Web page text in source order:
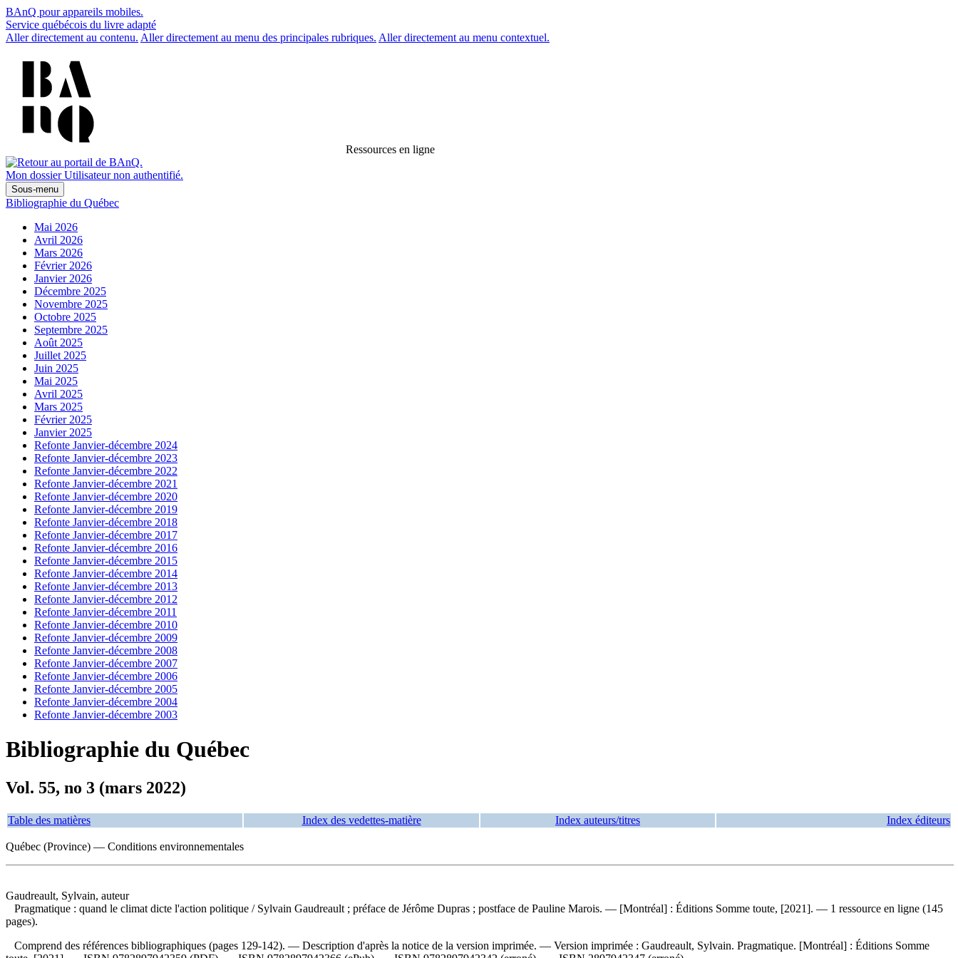
BAnQ pour appareils mobiles.
Service québécois du livre adapté
Aller directement au contenu. Aller directement au menu des principales rubriques. Aller directement au menu contextuel.
Ressources en ligne
Mon dossier Utilisateur non authentifié.
Sous-menu
Bibliographie du Québec
Mai 2026
Avril 2026
Mars 2026
Février 2026
Janvier 2026
Décembre 2025
Novembre 2025
Octobre 2025
Septembre 2025
Août 2025
Juillet 2025
Juin 2025
Mai 2025
Avril 2025
Mars 2025
Février 2025
Janvier 2025
Refonte Janvier-décembre 2024
Refonte Janvier-décembre 2023
Refonte Janvier-décembre 2022
Refonte Janvier-décembre 2021
Refonte Janvier-décembre 2020
Refonte Janvier-décembre 2019
Refonte Janvier-décembre 2018
Refonte Janvier-décembre 2017
Refonte Janvier-décembre 2016
Refonte Janvier-décembre 2015
Refonte Janvier-décembre 2014
Refonte Janvier-décembre 2013
Refonte Janvier-décembre 2012
Refonte Janvier-décembre 2011
Refonte Janvier-décembre 2010
Refonte Janvier-décembre 2009
Refonte Janvier-décembre 2008
Refonte Janvier-décembre 2007
Refonte Janvier-décembre 2006
Refonte Janvier-décembre 2005
Refonte Janvier-décembre 2004
Refonte Janvier-décembre 2003
Bibliographie du Québec
Vol. 55, no 3 (mars 2022)
Table des matières Index des vedettes-matière Index auteurs/titres Index éditeurs
Québec (Province) — Conditions environnementales
Gaudreault, Sylvain, auteur
Pragmatique : quand le climat dicte l'action politique / Sylvain Gaudreault ; préface de Jérôme Dupras ; postface de Pauline Marois. — [Montréal] : Éditions Somme toute, [2021]. — 1 ressource en ligne (145
pages).
Comprend des références bibliographiques (pages 129-142). — Description d'après la notice de la version imprimée. — Version imprimée : Gaudreault, Sylvain. Pragmatique. [Montréal] : Éditions Somme